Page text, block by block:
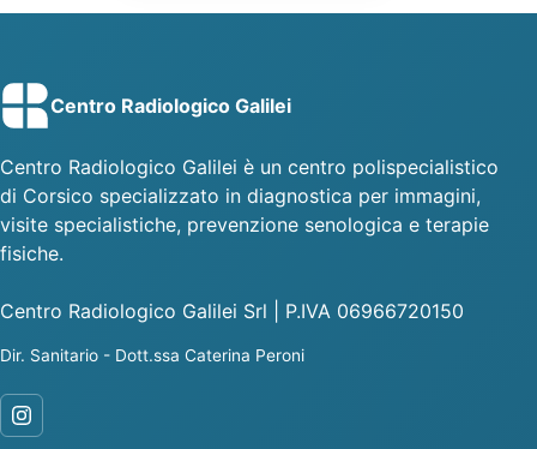
Centro Radiologico Galilei
Centro Radiologico Galilei è un centro polispecialistico
di Corsico specializzato in diagnostica per immagini,
visite specialistiche, prevenzione senologica e terapie
fisiche.
Centro Radiologico Galilei Srl | P.IVA 06966720150
Dir. Sanitario - Dott.ssa Caterina Peroni